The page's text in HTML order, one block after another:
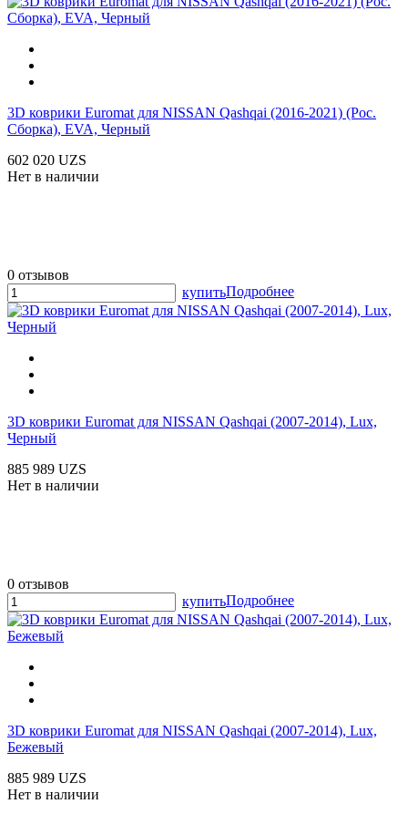
3D коврики Euromat для NISSAN Qashqai (2016-2021) (Рос.
Сборка), EVA, Черный
602 020 UZS
Нет в наличии
0 отзывов
купитьПодробнее
3D коврики Euromat для NISSAN Qashqai (2007-2014), Lux,
Черный
885 989 UZS
Нет в наличии
0 отзывов
купитьПодробнее
3D коврики Euromat для NISSAN Qashqai (2007-2014), Lux,
Бежевый
885 989 UZS
Нет в наличии